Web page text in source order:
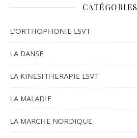
CATÉGORIES
L'ORTHOPHONIE LSVT
LA DANSE
LA KINESITHERAPIE LSVT
LA MALADIE
LA MARCHE NORDIQUE